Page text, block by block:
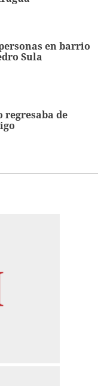
en barrio
Sula
regresaba de